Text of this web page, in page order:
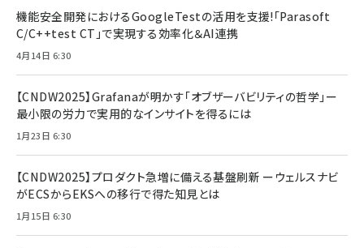
機能安全開発におけるGoogleTestの活用を支援!「Parasoft
C/C++test CT」で実現する効率化＆AI連携
4月14日 6:30
【CNDW2025】Grafanaが明かす「オブザーバビリティの哲学」ー
最小限の労力で実用的なインサイトを得るには
1月23日 6:30
【CNDW2025】プロダクト急増に備える基盤刷新 ーウェルスナビ
がECSからEKSへの移行で得た知見とは
1月15日 6:30